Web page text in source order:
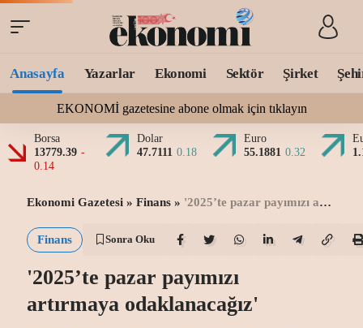
Anasayfa Yazarlar Ekonomi Sektör Şirket
EKONOMİ gazetesine abone olmak için tıklayın
Borsa
13779.39 -
0.14
Dolar
47.7111 0.18
Euro
55.1881 0.32
Ekonomi Gazetesi »Finans » '2025’te pazar payımızı artırmaya odaklanacağız'
Finans Sonra Oku
'2025’te pazar payımızı
artırmaya odaklanacağız'